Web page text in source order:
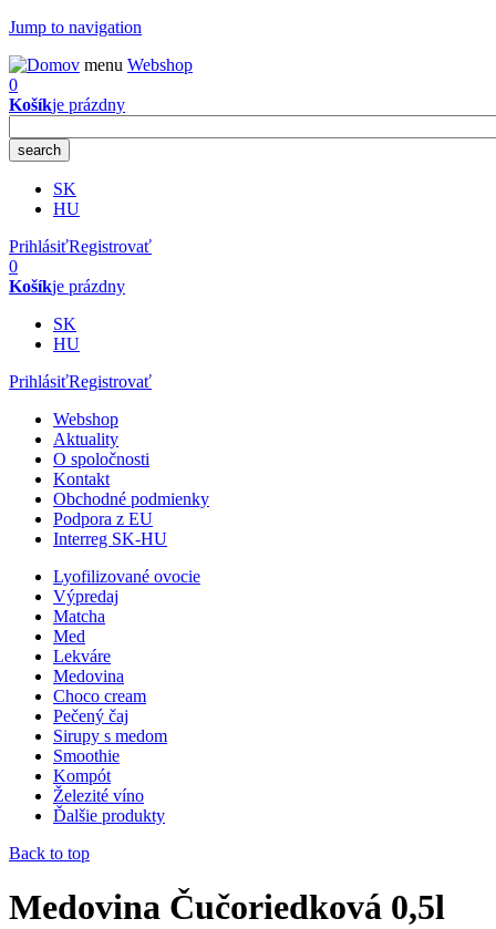
Jump to navigation
menu Webshop
0
Košíkje prázdny
SK
HU
PrihlásiťRegistrovať
0
Košíkje prázdny
SK
HU
PrihlásiťRegistrovať
Webshop
Aktuality
O spoločnosti
Kontakt
Obchodné podmienky
Podpora z EU
Interreg SK-HU
Lyofilizované ovocie
Výpredaj
Matcha
Med
Lekváre
Medovina
Choco cream
Pečený čaj
Sirupy s medom
Smoothie
Kompót
Železité víno
Ďalšie produkty
Back to top
Medovina Čučoriedková 0,5l